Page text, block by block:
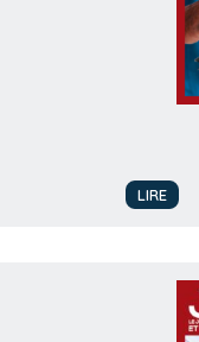
LIRE